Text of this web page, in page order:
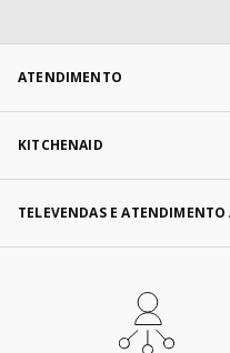
ATENDIMENTO
KITCHENAID
TELEVENDAS E